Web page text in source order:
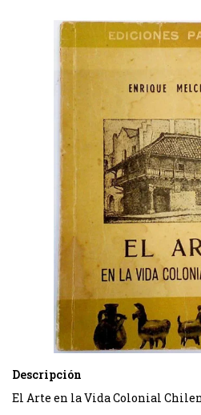
Descripción
El Arte en la Vida Colonial